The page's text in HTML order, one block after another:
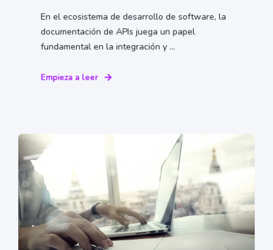
En el ecosistema de desarrollo de software, la
documentación de APIs juega un papel
fundamental en la integración y ...
Empieza a leer